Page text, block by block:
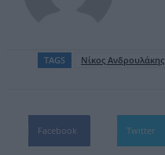
TAGS Nίκος Ανδρουλάκης
Facebook Twitter